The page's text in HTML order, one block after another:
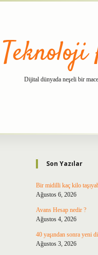
Dijital dünyada neşeli bir
Son Yazılar
Bir midilli kaç kilo
Ağustos 6, 2026
Avans Hesap nedir ?
Ağustos 4, 2026
40 yaşından sonra yeni
Ağustos 3, 2026